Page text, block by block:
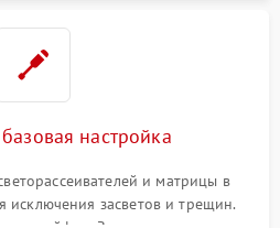
настройка
и матрицы в
исключения засветов и трещин.